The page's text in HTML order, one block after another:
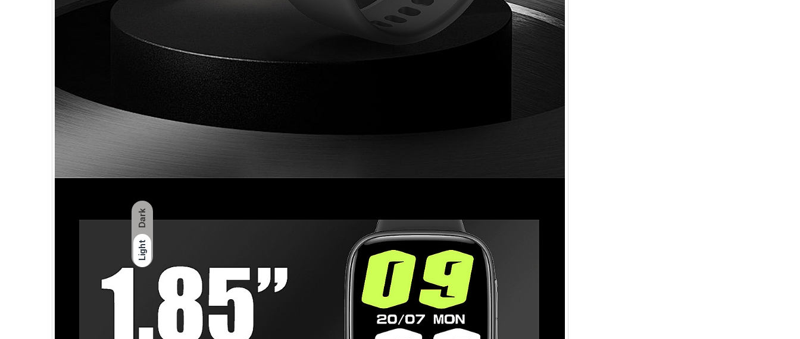
Dark
Light